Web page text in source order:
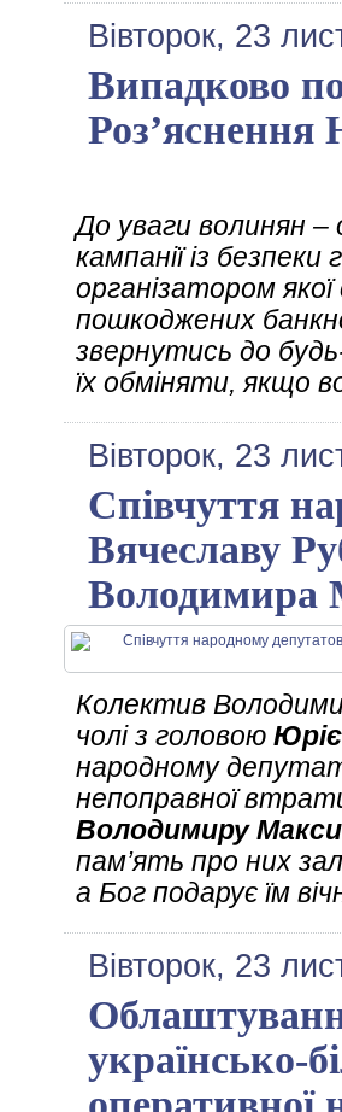
Вівторок, 23
Випадково
До уваги волинян –
кампанії із
організатором
пошкоджених
звернутись до
їх обміняти, якщо
Вівторок, 23
Співчуття
Вячеславу
Володимира
Колектив
чолі з головою
народному
непоправної
Володимиру
пам’ять про них
а Бог подарує їм
Вівторок, 23
українсько-